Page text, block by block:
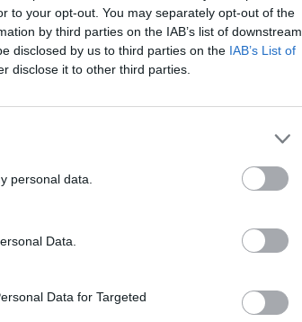
to your opt-out. You may separately opt-out of the
by third parties on the IAB’s list of downstream
disclosed by us to third parties on the IAB’s List of
disclose it to other third parties.
personal data.
Data.
Data for Targeted
του